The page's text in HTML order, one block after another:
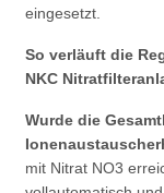
eingesetzt.
So verläuft die
NKC
Wurde die
mit Nitrat NO3